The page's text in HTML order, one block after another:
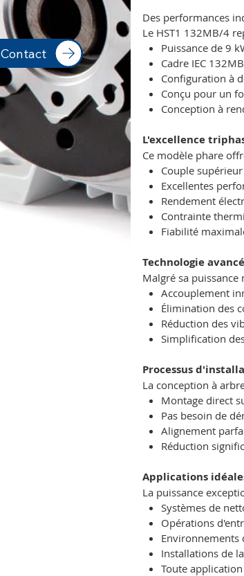
Des performances
Le HST1 132MB/4
Puissance de 9
Cadre IEC
Configuration à
Conçu pour un
Conception à
L'excellence
Ce modèle phare
Couple
Excellentes
Rendement
Contrainte
Fiabilité
Technologie
Malgré sa
Accouplement
Élimination des
Réduction des
Simplification
Processus
La conception à
Montage direct
Pas besoin de
Alignement
Réduction
Applications
La puissance
Systèmes de
Opérations
Environnements
Installations de
Toute
Contact